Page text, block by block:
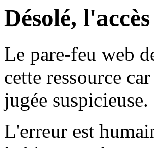
Désolé,
Le pare-feu web
cette ressource
jugée suspicieuse.
L'erreur est